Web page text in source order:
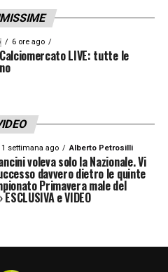
il giornalista, si
che di una
ma l’interesse da
forte e concreto.
Tonali e lo
ideale per il suo
finalmente riunirsi
con la Juve
per riportarlo in
TOP NEWS
6 ore ago
LIVE: tutte le
1 settimana ago Alberto Petrosilli
voleva solo la Nazionale. Vi
davvero dietro le quinte
Primavera male del
e VIDEO